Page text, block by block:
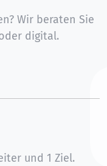
Wir beraten Sie
digital.
und 1 Ziel.